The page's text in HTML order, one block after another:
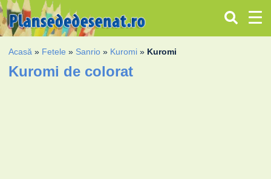
Acasă » Fetele » Sanrio » Kuromi » Kuromi
Kuromi de colorat